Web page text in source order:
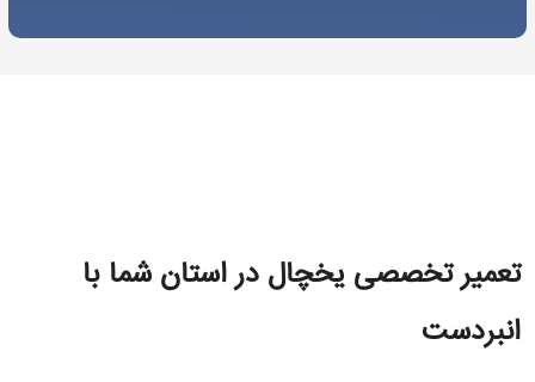
تعمیر تخصصی یخچال در استان شما با
انبردست